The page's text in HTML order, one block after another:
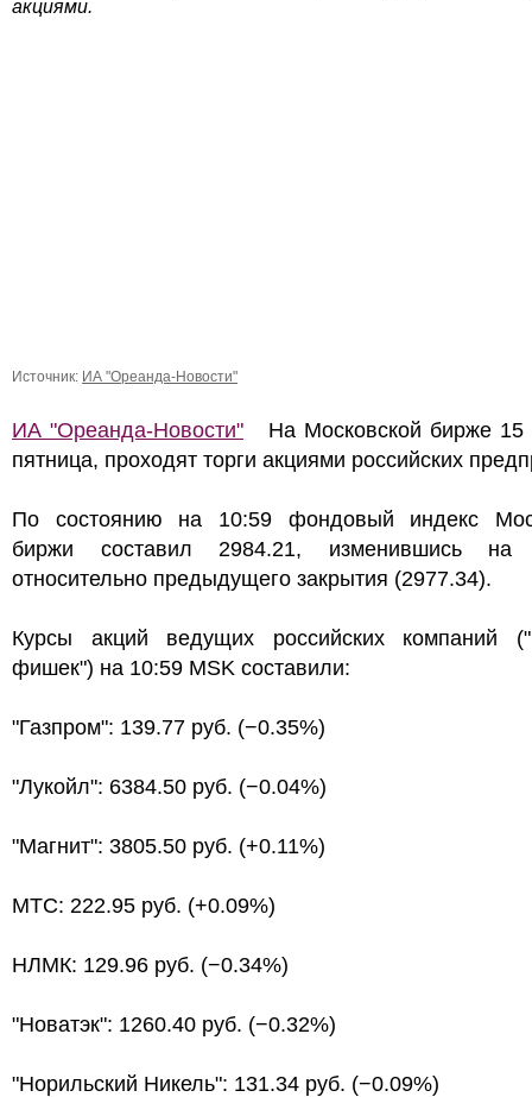
акциями.
Источник: ИА "Ореанда-Новости"
ИА "Ореанда-Новости" На Московской бирже 15
пятница, проходят торги акциями российских
По состоянию на 10:59 фондовый индекс
биржи составил 2984.21, изменившись на
относительно предыдущего закрытия (2977.34).
Курсы акций ведущих российских компаний
фишек") на 10:59 MSK составили:
"Газпром": 139.77 руб. (−0.35%)
"Лукойл": 6384.50 руб. (−0.04%)
"Магнит": 3805.50 руб. (+0.11%)
МТС: 222.95 руб. (+0.09%)
НЛМК: 129.96 руб. (−0.34%)
"Новатэк": 1260.40 руб. (−0.32%)
"Норильский Никель": 131.34 руб. (−0.09%)